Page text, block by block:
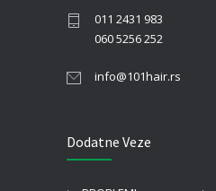
011 2431 983
060 5256 252
info@101hair.rs
Dodatne Veze